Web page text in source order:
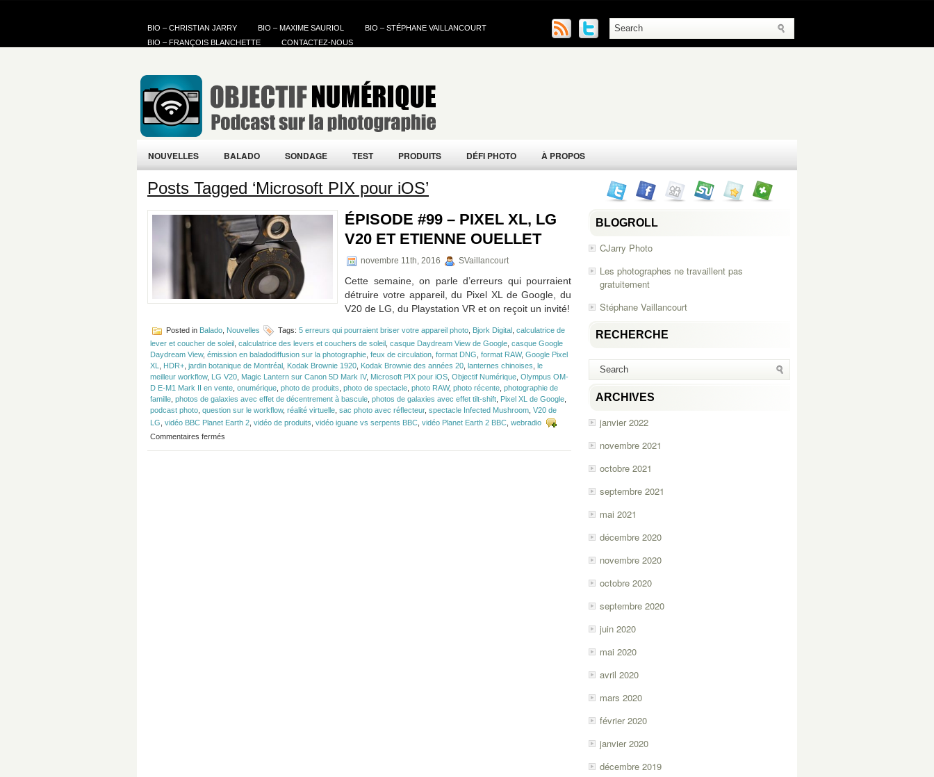
BIO – CHRISTIAN JARRY BIO – MAXIME SAURIOL
BIO – STÉPHANE VAILLANCOURT
BIO – FRANÇOIS BLANCHETTE
CONTACTEZ-NOUS
NOUVELLES BALADO SONDAGE TEST PRODUITS DÉFI PHOTO À PROPOS
Posts Tagged ‘Microsoft PIX pour iOS’
ÉPISODE #99 – PIXEL XL, LG
V20 ET ETIENNE OUELLET
novembre 11th, 2016 SVaillancourt
Cette semaine, on parle d’erreurs qui pourraient
détruire votre appareil, du Pixel XL de Google, du
V20 de LG, du Playstation VR et on reçoit un invité!
Posted in Balado Nouvelles Tags: 5 erreurs qui pourraient briser votre appareil photo Bjork Digital calculatrice de
lever et coucher de soleil calculatrice des levers et couchers de soleil casque Daydream View de Google casque Google
Daydream View, émission en baladodiffusion sur la photographie feux de circulation format DNG format RAW, Google Pixel
XL
HDR+ jardin botanique de Montréal Kodak Brownie 1920 Kodak Brownie des années 20 lanternes chinoises le
meilleur workflow, LG V20 Magic Lantern sur Canon 5D Mark IV, Microsoft PIX pour iOS Objectif Numérique Olympus OM-
D E-M1 Mark II en vente onumérique photo de produits photo de spectacle photo RAW, photo récente photographie de
famille photos de galaxies avec effet de décentrement à bascule photos de galaxies avec effet tilt-shift Pixel XL de Google
podcast photo question sur le workflow, réalité virtuelle sac photo avec réflecteur, spectacle Infected Mushroom V20 de
LG vidéo BBC Planet Earth 2 vidéo de produits vidéo iguane vs serpents BBC vidéo Planet Earth 2 BBC webradio
Commentaires fermés
BLOGROLL
CJarry Photo
Les photographes ne travaillent pas
gratuitement
Stéphane Vaillancourt
RECHERCHE
ARCHIVES
janvier 2022
novembre 2021
octobre 2021
septembre 2021
mai 2021
décembre 2020
novembre 2020
octobre 2020
septembre 2020
juin 2020
mai 2020
avril 2020
mars 2020
février 2020
janvier 2020
décembre 2019